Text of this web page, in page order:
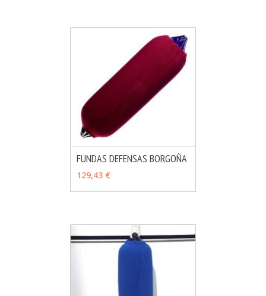
FUNDAS DEFENSAS BORGOÑA
129,43 €